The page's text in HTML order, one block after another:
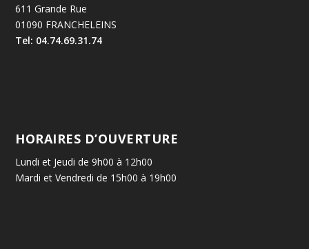
611 Grande Rue
01090 FRANCHELEINS
Tel: 04.74.69.31.74
HORAIRES D’OUVERTURE
Lundi et Jeudi de 9h00 à 12h00
Mardi et Vendredi de 15h00 à 19h00